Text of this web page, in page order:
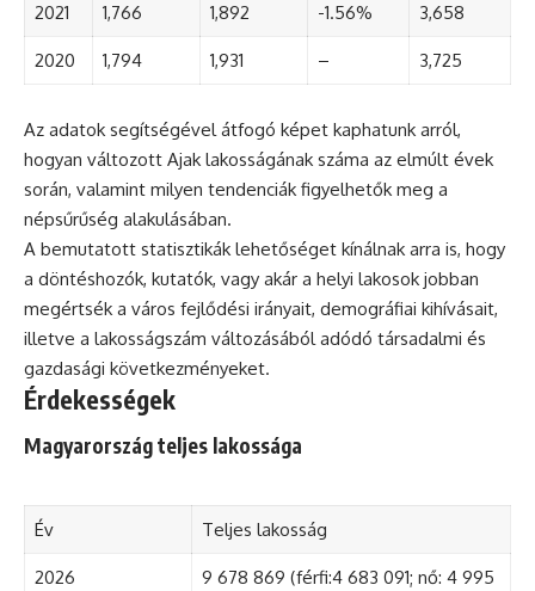
2021 1,766 1,892 -1.56% 3,658
2020 1,794 1,931 – 3,725
Az adatok segítségével átfogó képet kaphatunk arról,
hogyan változott Ajak lakosságának száma az elmúlt évek
során, valamint milyen tendenciák figyelhetők meg a
népsűrűség alakulásában.
A bemutatott statisztikák lehetőséget kínálnak arra is, hogy
a döntéshozók, kutatók, vagy akár a helyi lakosok jobban
megértsék a város fejlődési irányait, demográfiai kihívásait,
illetve a lakosságszám változásából adódó társadalmi és
gazdasági következményeket.
Érdekességek
Magyarország teljes lakossága
Év Teljes lakosság
2026
9 678 869 (férfi:4 683 091; nő: 4 995